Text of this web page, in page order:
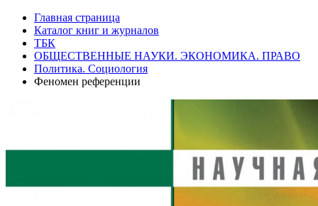
Главная страница
Каталог книг и журналов
ТБК
ОБЩЕСТВЕННЫЕ НАУКИ. ЭКОНОМИКА. ПРАВО
Политика. Социология
Феномен референции